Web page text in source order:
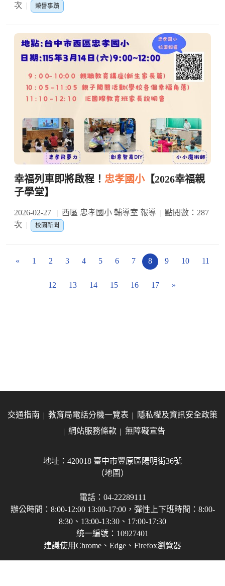
次
榮譽事蹟
幸福列車即將啟程！ 忠孝國小【2026幸福親
子學堂】
2026-02-27 西區 忠孝國小 輔導室 報導
點閱數：287
次
校園新聞
« 1 2 3 4 5 6 7 8 9 10 11
12 13 14 15 16 17 »
交通指南 教育局電話分機一覽表
隱私權及資訊安全政策
網站服務條款
無障礙宣告
地址：420018 臺中市豐原區陽明街36號
（地圖）
電話：04-22289111
辦公時間：8:00-12:00 13:00-17:00，彈性上下班時間：8:00-
8:30、13:00-13:30、17:00-17:30
統一編號：10927401
建議使用Chrome、Edge、Firefox瀏覽器